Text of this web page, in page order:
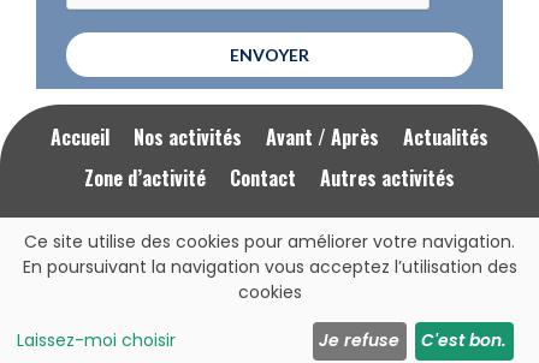
ENVOYER
Accueil Nos activités Avant / Après
Actualités
Zone d’activité
Contact Autres activités
Mentions Légales RGPD
Cliquez ici pour nous appeler
07 77 22 39 31
Ce site utilise des cookies pour améliorer votre navigation.
En poursuivant la navigation vous acceptez l’utilisation des
cookies
Laissez-moi choisir Je refuse C'est bon.